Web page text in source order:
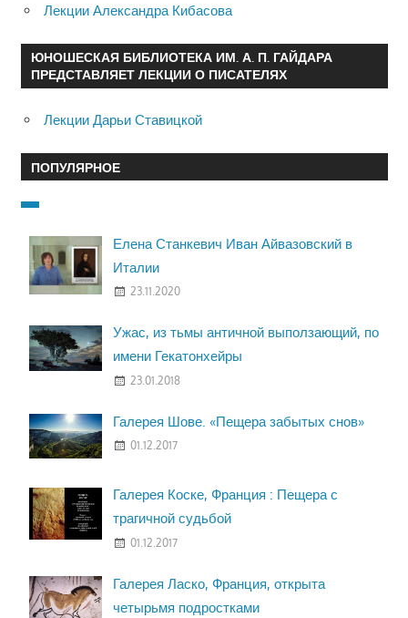
Лекции Александра Кибасова
ЮНОШЕСКАЯ БИБЛИОТЕКА ИМ. А. П. ГАЙДАРА
ПРЕДСТАВЛЯЕТ ЛЕКЦИИ О ПИСАТЕЛЯХ
Лекции Дарьи Ставицкой
ПОПУЛЯРНОЕ
Елена Станкевич Иван Айвазовский в
Италии
23.11.2020
Ужас, из тьмы античной выползающий, по
имени Гекатонхейры
23.01.2018
Галерея Шове. «Пещера забытых снов»
01.12.2017
Галерея Коске, Франция : Пещера с
трагичной судьбой
01.12.2017
Галерея Ласко, Франция, открыта
четырьмя подростками